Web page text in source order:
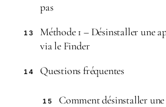
pas
13
Méthode 1 – Désinstaller une
via le Finder
14 Questions fréquentes
15
Comment désinstaller